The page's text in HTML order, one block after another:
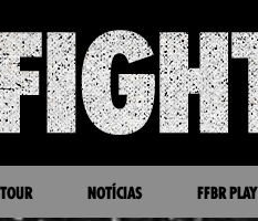
TOUR NOTÍCIAS FFBR PLAY